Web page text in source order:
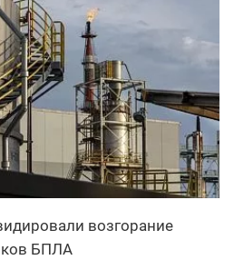
возгорание
БПЛА